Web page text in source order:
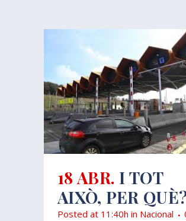
18 ABR. I TOT
AIXÒ, PER
Posted at 11:40h in Nacional